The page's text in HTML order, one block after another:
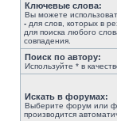
Ключевые слова:
Вы можете
- для слов, которых в
для поиска любого
совпадения.
Поиск по автору:
Используйте * в
Искать в форумах:
Выберите форум или
производится